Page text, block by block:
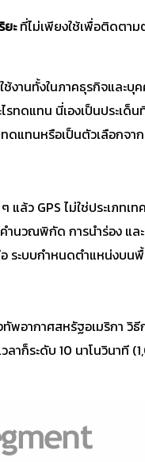
ยะที่ไม่เพียงใช้เพื่อติดตาม
านทั้งในภาคธุรกิจและบุ
รทดแทน นี่เองเป็นประ
ดแทนหรือเป็นตัวเลือกจา
ล้ว GPS ไม่ใช่ประเภท
นวณพิกัด การนำร่อง แ
ะบบกำหนดตำแหน่งบน
ากาศสหรัฐอเมริกา วิ
าก็ระดับ 10 นาโนวินาที